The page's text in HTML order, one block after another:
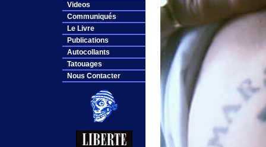
Videos
Communiqués
Le Livre
Publications
Autocollants
Tatouages
Nous Contacter